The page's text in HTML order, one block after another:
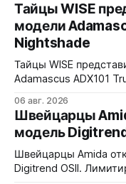
Тайцы WISE
модели
Nightshade
Тайцы WISE
Adamascus ADX101
Ceramic, стрелки и индексы
Корпус и браслет -
X1 FKM Rubber.
внутренним AR-
72 клика.
06 авг. 2026
Швейцарцы
модель
Швейцарцы Amida
Digitrend OSII.